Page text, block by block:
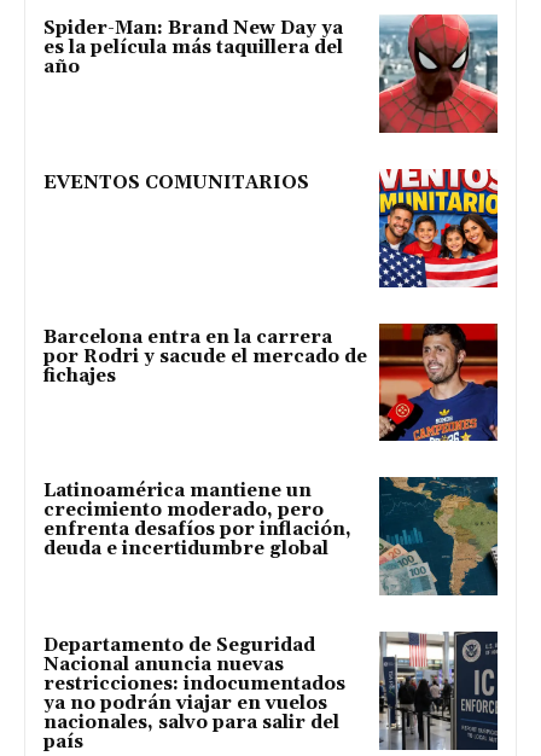
Spider-Man: Brand New Day ya
es la película más taquillera del
año
EVENTOS COMUNITARIOS
Barcelona entra en la carrera
por Rodri y sacude el mercado de
fichajes
Latinoamérica mantiene un
crecimiento moderado, pero
enfrenta desafíos por inflación,
deuda e incertidumbre global
Departamento de Seguridad
Nacional anuncia nuevas
restricciones: indocumentados
ya no podrán viajar en vuelos
nacionales, salvo para salir del
país